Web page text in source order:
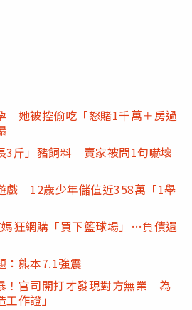
她被控偷吃「怒賭1千萬＋房過
3斤」豬飼料 賣家被問1句嚇壞
戲 12歲少年儲值近358萬「1舉
狂網購「買下籃球場」…負債還
：熊本7.1強震
！官司開打才發現對方無業 為
作證」